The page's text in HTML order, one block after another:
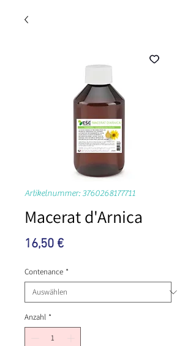
Artikelnummer: 3760268177711
Macerat d'Arnica
16,50 €Preis
Contenance *
Anzahl *